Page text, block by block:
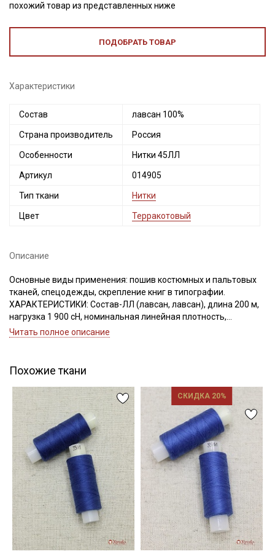
похожий товар из представленных ниже
ПОДОБРАТЬ ТОВАР
Характеристики
Состав лавсан 100%
Страна производитель Россия
Особенности Нитки 45ЛЛ
Артикул 014905
Тип ткани Нитки
Цвет Терракотовый
Описание
Основные виды применения: пошив костюмных и пальтовых
тканей, спецодежды, скрепление книг в типографии.
ХАРАКТЕРИСТИКИ: Состав-ЛЛ (лавсан, лавсан), длина 200 м,
нагрузка 1 900 сН, номинальная линейная плотность,
Текс(структура)- 43,5 (21Текс*2)
Читать полное описание
Похожие ткани
СКИДКА 20%
Секретная рассылка от Купава
промокоды и скидки до 30% на узкие
категории тканей
Электронная почта
Подписаться
Ознакомлен(а) сПолитикой обработки персональных
данных
информационных рассылок